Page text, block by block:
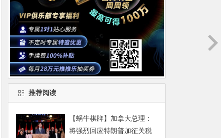
推荐阅读
【蜗牛棋牌】加拿大总理：
将强烈回应特朗普加征关税